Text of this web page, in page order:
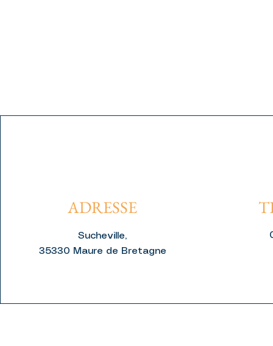
ADRESSE
Sucheville,
35330 Maure de Bretagne